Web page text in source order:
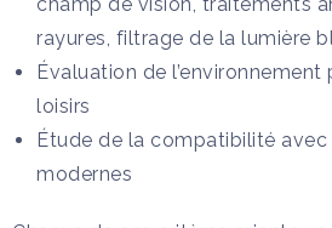
rayures, filtrage de la lumière
Évaluation de
loisirs
Étude de la compatibilité
modernes